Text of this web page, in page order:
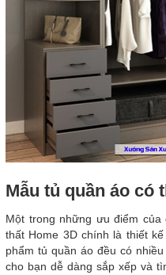
Mẫu tủ quần áo có
Một trong những ưu điểm
thất Home 3D chính là thiết
phẩm tủ quần áo đều có
cho bạn dễ dàng sắp xếp và